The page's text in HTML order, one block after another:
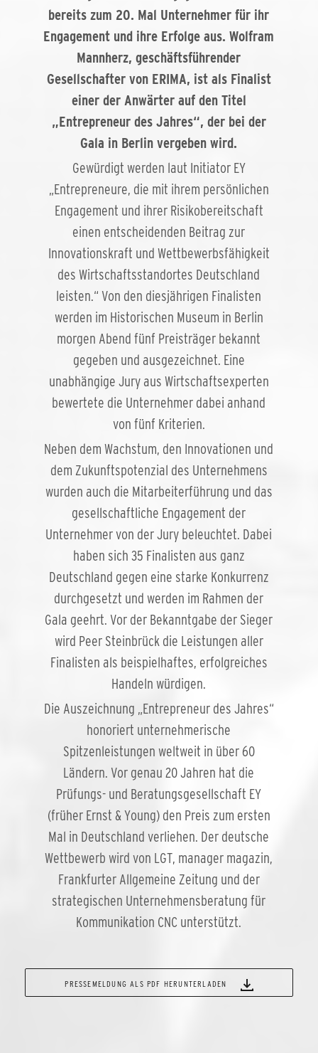
bereits zum 20. Mal Unternehmer für ihr
Engagement und ihre Erfolge aus. Wolfram
Mannherz, geschäftsführender
Gesellschafter von ERIMA, ist als Finalist
einer der Anwärter auf den Titel
„Entrepreneur des Jahres“, der bei der
Gala in Berlin vergeben wird.
Gewürdigt werden laut Initiator EY
„Entrepreneure, die mit ihrem persönlichen
Engagement und ihrer Risikobereitschaft
einen entscheidenden Beitrag zur
Innovationskraft und Wettbewerbsfähigkeit
des Wirtschaftsstandortes Deutschland
leisten.“ Von den diesjährigen Finalisten
werden im Historischen Museum in Berlin
morgen Abend fünf Preisträger bekannt
gegeben und ausgezeichnet. Eine
unabhängige Jury aus Wirtschaftsexperten
bewertete die Unternehmer dabei anhand
von fünf Kriterien.
Neben dem Wachstum, den Innovationen und
dem Zukunftspotenzial des Unternehmens
wurden auch die Mitarbeiterführung und das
gesellschaftliche Engagement der
Unternehmer von der Jury beleuchtet. Dabei
haben sich 35 Finalisten aus ganz
Deutschland gegen eine starke Konkurrenz
durchgesetzt und werden im Rahmen der
Gala geehrt. Vor der Bekanntgabe der Sieger
wird Peer Steinbrück die Leistungen aller
Finalisten als beispielhaftes, erfolgreiches
Handeln würdigen.
Die Auszeichnung „Entrepreneur des Jahres“
honoriert unternehmerische
Spitzenleistungen weltweit in über 60
Ländern. Vor genau 20 Jahren hat die
Prüfungs- und Beratungsgesellschaft EY
(früher Ernst & Young) den Preis zum ersten
Mal in Deutschland verliehen. Der deutsche
Wettbewerb wird von LGT, manager magazin,
Frankfurter Allgemeine Zeitung und der
strategischen Unternehmensberatung für
Kommunikation CNC unterstützt.
PRESSEMELDUNG ALS PDF HERUNTERLADEN